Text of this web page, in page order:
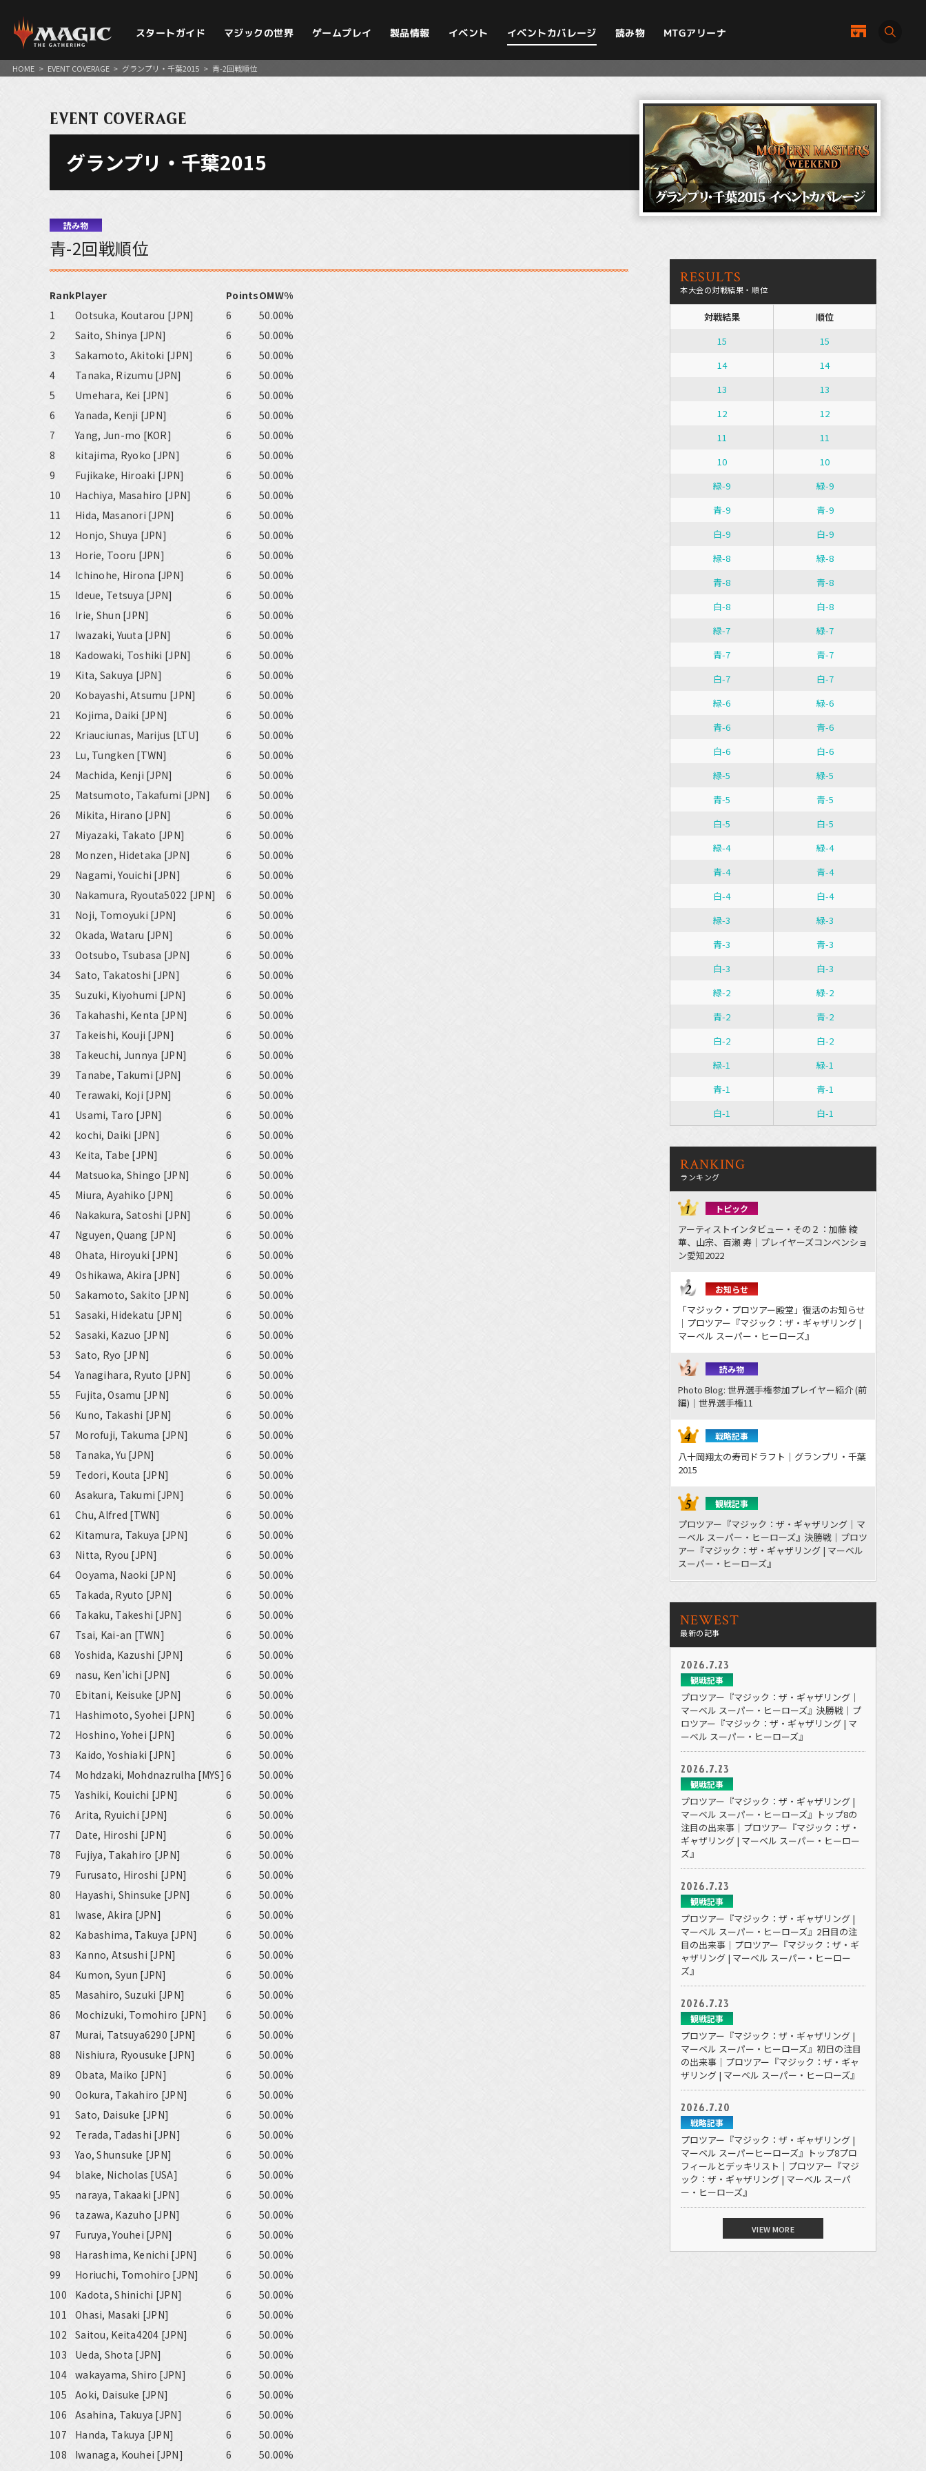
スタートガイド マジックの世界 ゲームプレイ 製品情報 イベント イベントカバレージ 読み物 MTGアリーナ
HOME > EVENT COVERAGE > グランプリ・千葉2015 > 青-2回戦順位
EVENT COVERAGE
グランプリ・千葉2015
読み物
青-2回戦順位
RankPlayer PointsOMW%
1
Ootsuka, Koutarou [JPN] 6
50.00%
2
Saito, Shinya [JPN] 6
50.00%
3
Sakamoto, Akitoki [JPN] 6
50.00%
4
Tanaka, Rizumu [JPN] 6
50.00%
5
Umehara, Kei [JPN] 6
50.00%
6
Yanada, Kenji [JPN] 6
50.00%
7
Yang, Jun-mo [KOR] 6
50.00%
8
kitajima, Ryoko [JPN] 6
50.00%
9
Fujikake, Hiroaki [JPN] 6
50.00%
10
Hachiya, Masahiro [JPN] 6
50.00%
11
Hida, Masanori [JPN] 6
50.00%
12
Honjo, Shuya [JPN] 6
50.00%
13
Horie, Tooru [JPN] 6
50.00%
14
Ichinohe, Hirona [JPN] 6
50.00%
15
Ideue, Tetsuya [JPN] 6
50.00%
16
Irie, Shun [JPN] 6
50.00%
17
Iwazaki, Yuuta [JPN] 6
50.00%
18
Kadowaki, Toshiki [JPN] 6
50.00%
19
Kita, Sakuya [JPN] 6
50.00%
20
Kobayashi, Atsumu [JPN] 6
50.00%
21
Kojima, Daiki [JPN] 6
50.00%
22
Kriauciunas, Marijus [LTU] 6
50.00%
23
Lu, Tungken [TWN] 6
50.00%
24
Machida, Kenji [JPN] 6
50.00%
25
Matsumoto, Takafumi [JPN] 6
50.00%
26
Mikita, Hirano [JPN] 6
50.00%
27
Miyazaki, Takato [JPN] 6
50.00%
28
Monzen, Hidetaka [JPN] 6
50.00%
29
Nagami, Youichi [JPN] 6
50.00%
30
Nakamura, Ryouta5022 [JPN] 6
50.00%
31
Noji, Tomoyuki [JPN] 6
50.00%
32
Okada, Wataru [JPN] 6
50.00%
33
Ootsubo, Tsubasa [JPN] 6
50.00%
34
Sato, Takatoshi [JPN] 6
50.00%
35
Suzuki, Kiyohumi [JPN] 6
50.00%
36
Takahashi, Kenta [JPN] 6
50.00%
37
Takeishi, Kouji [JPN] 6
50.00%
38
Takeuchi, Junnya [JPN] 6
50.00%
39
Tanabe, Takumi [JPN] 6
50.00%
40
Terawaki, Koji [JPN] 6
50.00%
41
Usami, Taro [JPN] 6
50.00%
42
kochi, Daiki [JPN] 6
50.00%
43
Keita, Tabe [JPN] 6
50.00%
44
Matsuoka, Shingo [JPN] 6
50.00%
45
Miura, Ayahiko [JPN] 6
50.00%
46
Nakakura, Satoshi [JPN] 6
50.00%
47
Nguyen, Quang [JPN] 6
50.00%
48
Ohata, Hiroyuki [JPN] 6
50.00%
49
Oshikawa, Akira [JPN] 6
50.00%
50
Sakamoto, Sakito [JPN] 6
50.00%
51
Sasaki, Hidekatu [JPN] 6
50.00%
52
Sasaki, Kazuo [JPN] 6
50.00%
53
Sato, Ryo [JPN] 6
50.00%
54
Yanagihara, Ryuto [JPN] 6
50.00%
55
Fujita, Osamu [JPN] 6
50.00%
56
Kuno, Takashi [JPN] 6
50.00%
57
Morofuji, Takuma [JPN] 6
50.00%
58
Tanaka, Yu [JPN] 6
50.00%
59
Tedori, Kouta [JPN] 6
50.00%
60
Asakura, Takumi [JPN] 6
50.00%
61
Chu, Alfred [TWN] 6
50.00%
62
Kitamura, Takuya [JPN] 6
50.00%
63
Nitta, Ryou [JPN] 6
50.00%
64
Ooyama, Naoki [JPN] 6
50.00%
65
Takada, Ryuto [JPN] 6
50.00%
66
Takaku, Takeshi [JPN] 6
50.00%
67
Tsai, Kai-an [TWN] 6
50.00%
68
Yoshida, Kazushi [JPN] 6
50.00%
69
nasu, Ken'ichi [JPN] 6
50.00%
70
Ebitani, Keisuke [JPN] 6
50.00%
71
Hashimoto, Syohei [JPN] 6
50.00%
72
Hoshino, Yohei [JPN] 6
50.00%
73
Kaido, Yoshiaki [JPN] 6
50.00%
74
Mohdzaki, Mohdnazrulha [MYS] 6
50.00%
75
Yashiki, Kouichi [JPN] 6
50.00%
76
Arita, Ryuichi [JPN] 6
50.00%
77
Date, Hiroshi [JPN] 6
50.00%
78
Fujiya, Takahiro [JPN] 6
50.00%
79
Furusato, Hiroshi [JPN] 6
50.00%
80
Hayashi, Shinsuke [JPN] 6
50.00%
81
Iwase, Akira [JPN] 6
50.00%
82
Kabashima, Takuya [JPN] 6
50.00%
83
Kanno, Atsushi [JPN] 6
50.00%
84
Kumon, Syun [JPN] 6
50.00%
85
Masahiro, Suzuki [JPN] 6
50.00%
86
Mochizuki, Tomohiro [JPN] 6
50.00%
87
Murai, Tatsuya6290 [JPN] 6
50.00%
88
Nishiura, Ryousuke [JPN] 6
50.00%
89
Obata, Maiko [JPN] 6
50.00%
90
Ookura, Takahiro [JPN] 6
50.00%
91
Sato, Daisuke [JPN] 6
50.00%
92
Terada, Tadashi [JPN] 6
50.00%
93
Yao, Shunsuke [JPN] 6
50.00%
94
blake, Nicholas [USA] 6
50.00%
95
naraya, Takaaki [JPN] 6
50.00%
96
tazawa, Kazuho [JPN] 6
50.00%
97
Furuya, Youhei [JPN] 6
50.00%
98
Harashima, Kenichi [JPN] 6
50.00%
99
Horiuchi, Tomohiro [JPN] 6
50.00%
100
Kadota, Shinichi [JPN] 6
50.00%
101
Ohasi, Masaki [JPN] 6
50.00%
102
Saitou, Keita4204 [JPN] 6
50.00%
103
Ueda, Shota [JPN] 6
50.00%
104
wakayama, Shiro [JPN] 6
50.00%
105
Aoki, Daisuke [JPN] 6
50.00%
106
Asahina, Takuya [JPN] 6
50.00%
107
Handa, Takuya [JPN] 6
50.00%
108
Iwanaga, Kouhei [JPN] 6
50.00%
RESULTS
本大会の対戦結果・順位
対戦結果
順位
15
15
14
14
13
13
12
12
11
11
10
10
緑-9
緑-9
青-9
青-9
白-9
白-9
緑-8
緑-8
青-8
青-8
白-8
白-8
緑-7
緑-7
青-7
青-7
白-7
白-7
緑-6
緑-6
青-6
青-6
白-6
白-6
緑-5
緑-5
青-5
青-5
白-5
白-5
緑-4
緑-4
青-4
青-4
白-4
白-4
緑-3
緑-3
青-3
青-3
白-3
白-3
緑-2
緑-2
青-2
青-2
白-2
白-2
緑-1
緑-1
青-1
青-1
白-1
白-1
RANKING
ランキング
トピック
アーティストインタビュー・その２：加藤 綾
華、山宗、百瀬 寿｜プレイヤーズコンベンショ
ン愛知2022
お知らせ
「マジック・プロツアー殿堂」復活のお知らせ
｜プロツアー『マジック：ザ・ギャザリング |
マーベル スーパー・ヒーローズ』
読み物
Photo Blog: 世界選手権参加プレイヤー紹介 (前
編)｜世界選手権11
戦略記事
八十岡翔太の寿司ドラフト｜グランプリ・千葉
2015
観戦記事
プロツアー『マジック：ザ・ギャザリング｜マ
ーベル スーパー・ヒーローズ』決勝戦｜プロツ
アー『マジック：ザ・ギャザリング | マーベル
スーパー・ヒーローズ』
NEWEST
最新の記事
2026.7.23
観戦記事
プロツアー『マジック：ザ・ギャザリング｜
マーベル スーパー・ヒーローズ』決勝戦｜プ
ロツアー『マジック：ザ・ギャザリング | マ
ーベル スーパー・ヒーローズ』
2026.7.23
観戦記事
プロツアー『マジック：ザ・ギャザリング |
マーベル スーパー・ヒーローズ』トップ8の
注目の出来事｜プロツアー『マジック：ザ・
ギャザリング | マーベル スーパー・ヒーロー
ズ』
2026.7.23
観戦記事
プロツアー『マジック：ザ・ギャザリング |
マーベル スーパー・ヒーローズ』2日目の注
目の出来事｜プロツアー『マジック：ザ・ギ
ャザリング | マーベル スーパー・ヒーロー
ズ』
2026.7.23
観戦記事
プロツアー『マジック：ザ・ギャザリング |
マーベル スーパー・ヒーローズ』初日の注目
の出来事｜プロツアー『マジック：ザ・ギャ
ザリング | マーベル スーパー・ヒーローズ』
2026.7.20
戦略記事
プロツアー『マジック：ザ・ギャザリング |
マーベル スーパーヒーローズ』トップ8プロ
フィールとデッキリスト｜プロツアー『マジ
ック：ザ・ギャザリング | マーベル スーパ
ー・ヒーローズ』
VIEW MORE